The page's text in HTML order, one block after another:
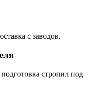
с заводов.
стропил под